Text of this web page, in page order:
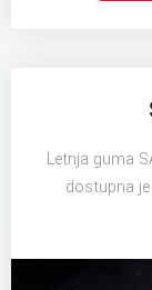
Letnja guma
dostupna